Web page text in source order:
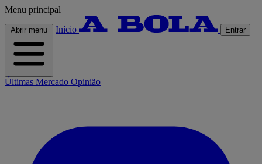
Menu principal
Abrir menu Início Entrar
Últimas Mercado Opinião